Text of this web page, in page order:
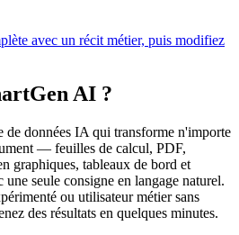
avec un récit métier, puis modifiez
AI ?
de données IA qui transforme n'importe
— feuilles de calcul, PDF,
graphiques, tableaux de bord et
une seule consigne en langage naturel.
ou utilisateur métier sans
des résultats en quelques minutes.